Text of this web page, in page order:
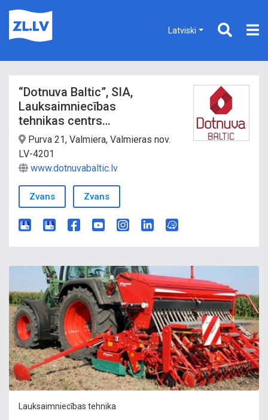
Latviski
“Dotnuva Baltic”, SIA,
Lauksaimniecības
tehnikas centrs
Vidzeme
Purva 21, Valmiera, Valmieras nov.
LV-4201
www.dotnuvabaltic.lv
Zvans Zvans
Lauksaimniecības tehnika